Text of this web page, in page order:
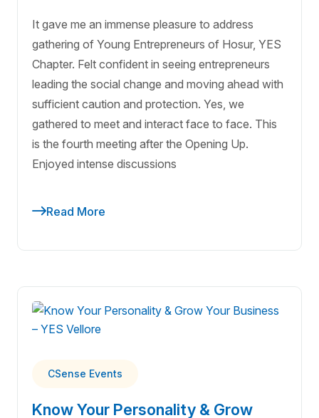
It gave me an immense pleasure to address
gathering of Young Entrepreneurs of Hosur, YES
Chapter. Felt confident in seeing entrepreneurs
leading the social change and moving ahead with
sufficient caution and protection. Yes, we
gathered to meet and interact face to face. This
is the fourth meeting after the Opening Up.
Enjoyed intense discussions
Read More
CSense Events
Know Your Personality & Grow